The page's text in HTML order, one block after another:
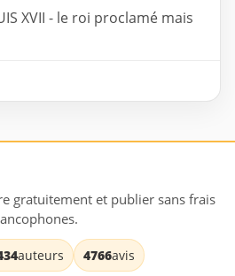
XVII - le roi proclamé mais
gratuitement et publier sans frais
auteurs 4766avis